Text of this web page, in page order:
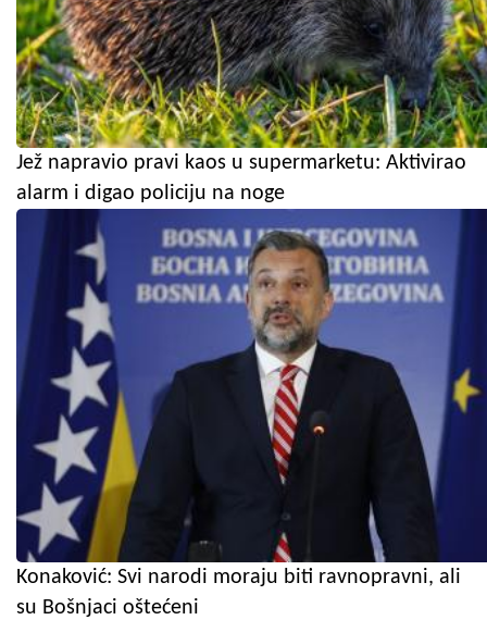
Jež napravio pravi kaos u supermarketu: Aktivirao
alarm i digao policiju na noge
Konaković: Svi narodi moraju biti ravnopravni, ali
su Bošnjaci oštećeni